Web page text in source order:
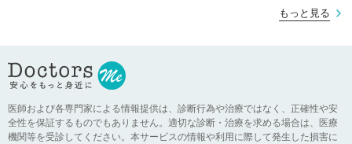
もっと見る
医師および各専門家による情報提供は、診断行為や治療ではなく、正確性や安
全性を保証するものでもありません。適切な診断・治療を求める場合は、医療
機関等を受診してください。本サービスの情報や利用に際して発生した損害に